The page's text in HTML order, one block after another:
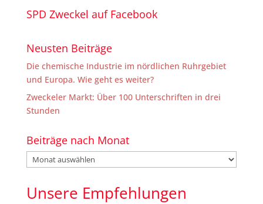
SPD Zweckel auf Facebook
Neusten Beiträge
Die chemische Industrie im nördlichen Ruhrgebiet
und Europa. Wie geht es weiter?
Zweckeler Markt: Über 100 Unterschriften in drei
Stunden
Beiträge nach Monat
Beiträge
nach
Unsere Empfehlungen